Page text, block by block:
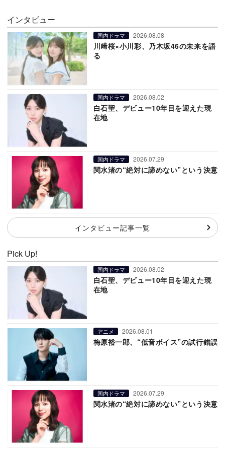
インタビュー
国内ドラマ 2026.08.08
川﨑桜×小川彩、乃木坂46の未来を語
る
国内ドラマ 2026.08.02
白石聖、デビュー10年目を迎えた現
在地
国内ドラマ 2026.07.29
関水渚の“絶対に諦めない”という決意
インタビュー記事一覧
Pick Up!
国内ドラマ 2026.08.02
白石聖、デビュー10年目を迎えた現
在地
アニメ 2026.08.01
梅原裕一郎、“低音ボイス”の試行錯誤
国内ドラマ 2026.07.29
関水渚の“絶対に諦めない”という決意